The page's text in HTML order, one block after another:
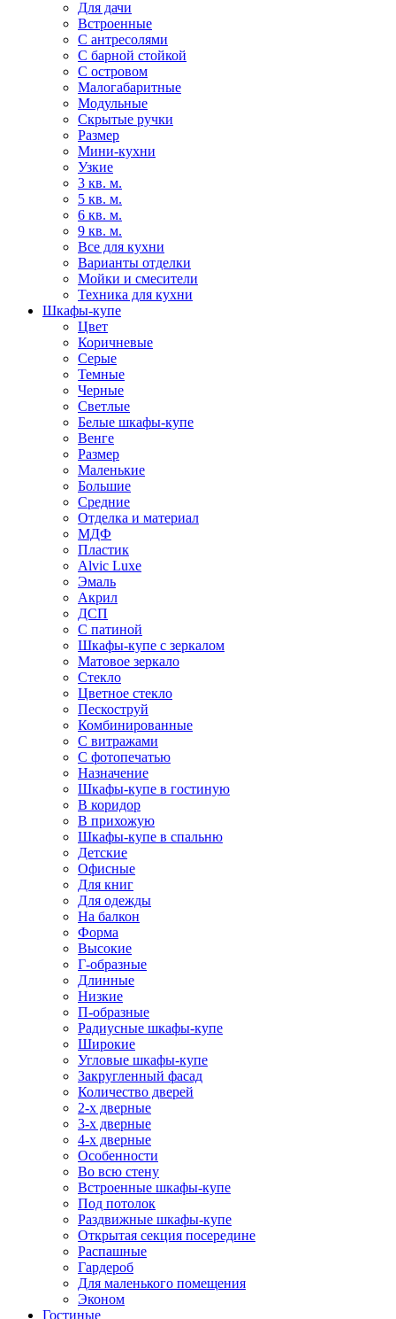
Для дачи
Встроенные
С антресолями
С барной стойкой
С островом
Малогабаритные
Модульные
Скрытые ручки
Размер
Мини-кухни
Узкие
3 кв. м.
5 кв. м.
6 кв. м.
9 кв. м.
Все для кухни
Варианты отделки
Мойки и смесители
Техника для кухни
Шкафы-купе
Цвет
Коричневые
Серые
Темные
Черные
Светлые
Белые шкафы-купе
Венге
Размер
Маленькие
Большие
Средние
Отделка и материал
МДФ
Пластик
Alvic Luxe
Эмаль
Акрил
ДСП
С патиной
Шкафы-купе с зеркалом
Матовое зеркало
Стекло
Цветное стекло
Пескоструй
Комбинированные
С витражами
С фотопечатью
Назначение
Шкафы-купе в гостиную
В коридор
В прихожую
Шкафы-купе в спальню
Детские
Офисные
Для книг
Для одежды
На балкон
Форма
Высокие
Г-образные
Длинные
Низкие
П-образные
Радиусные шкафы-купе
Широкие
Угловые шкафы-купе
Закругленный фасад
Количество дверей
2-х дверные
3-х дверные
4-х дверные
Особенности
Во всю стену
Встроенные шкафы-купе
Под потолок
Раздвижные шкафы-купе
Открытая секция посередине
Распашные
Гардероб
Для маленького помещения
Эконом
Гостиные